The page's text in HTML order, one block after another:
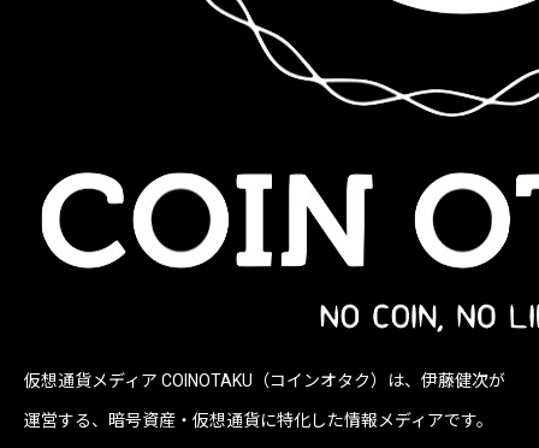
仮想通貨メディア COINOTAKU（コインオタク）は、伊藤健次が
運営する、暗号資産・仮想通貨に特化した情報メディアです。